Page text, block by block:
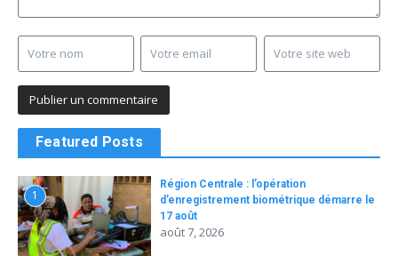
Featured Posts
1
Région Centrale : l’opération
d’enregistrement biométrique démarre le
17 août
août 7, 2026